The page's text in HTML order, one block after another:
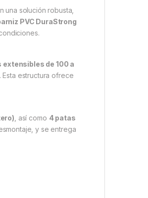
una solución robusta,
PVC DuraStrong
de 100 a
. Esta estructura ofrece
, así como 4 patas
y se entrega